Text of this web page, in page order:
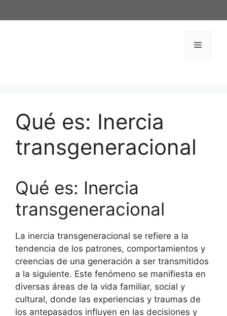
al
Menú
Qué es: Inercia
transgeneracional
Qué es: Inercia
transgeneracional
La inercia transgeneracional se refiere a la
tendencia de los patrones, comportamientos y
creencias de una generación a ser transmitidos
a la siguiente. Este fenómeno se manifiesta en
diversas áreas de la vida familiar, social y
cultural, donde las experiencias y traumas de
los antepasados influyen en las decisiones y